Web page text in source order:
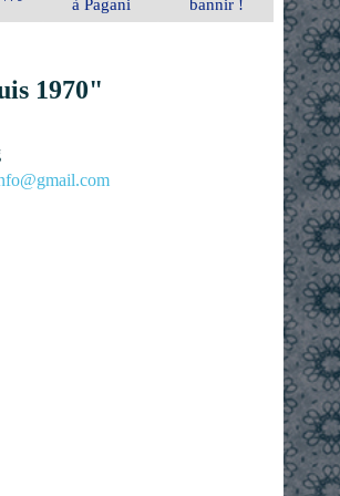
à Pagani bannir !
1970"